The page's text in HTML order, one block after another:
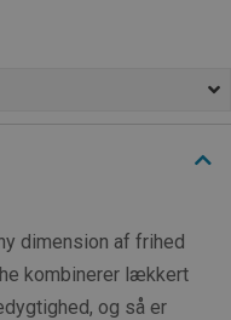
dimension af frihed
kombinerer lækkert
og så er